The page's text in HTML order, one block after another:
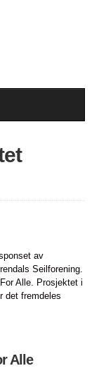
av
Seilforening.
Alle. Prosjektet i
det fremdeles
Alle